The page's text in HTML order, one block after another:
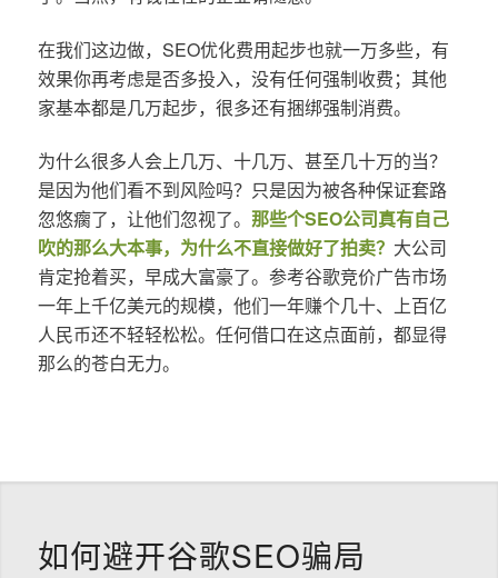
在我们这边做，SEO优化费用起步也就一万多些，有
效果你再考虑是否多投入，没有任何强制收费；其他
家基本都是几万起步，很多还有捆绑强制消费。
为什么很多人会上几万、十几万、甚至几十万的当？
是因为他们看不到风险吗？只是因为被各种保证套路
忽悠瘸了，让他们忽视了。 那些个SEO公司真有自己
吹的那么大本事，为什么不直接做好了拍卖？ 大公司
肯定抢着买，早成大富豪了。参考谷歌竞价广告市场
一年上千亿美元的规模，他们一年赚个几十、上百亿
人民币还不轻轻松松。任何借口在这点面前，都显得
那么的苍白无力。
如何避开谷歌SEO骗局